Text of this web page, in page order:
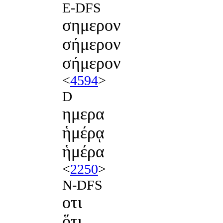
E-DFS
σημερον
σήμερον
σήμερον
<4594>
D
ημερα
ἡμέρᾳ
ἡμέρα
<2250>
N-DFS
οτι